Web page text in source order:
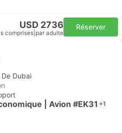
USD 2736
comprises par adulte
Réserver
Dubai
| Avion #EK31 +1